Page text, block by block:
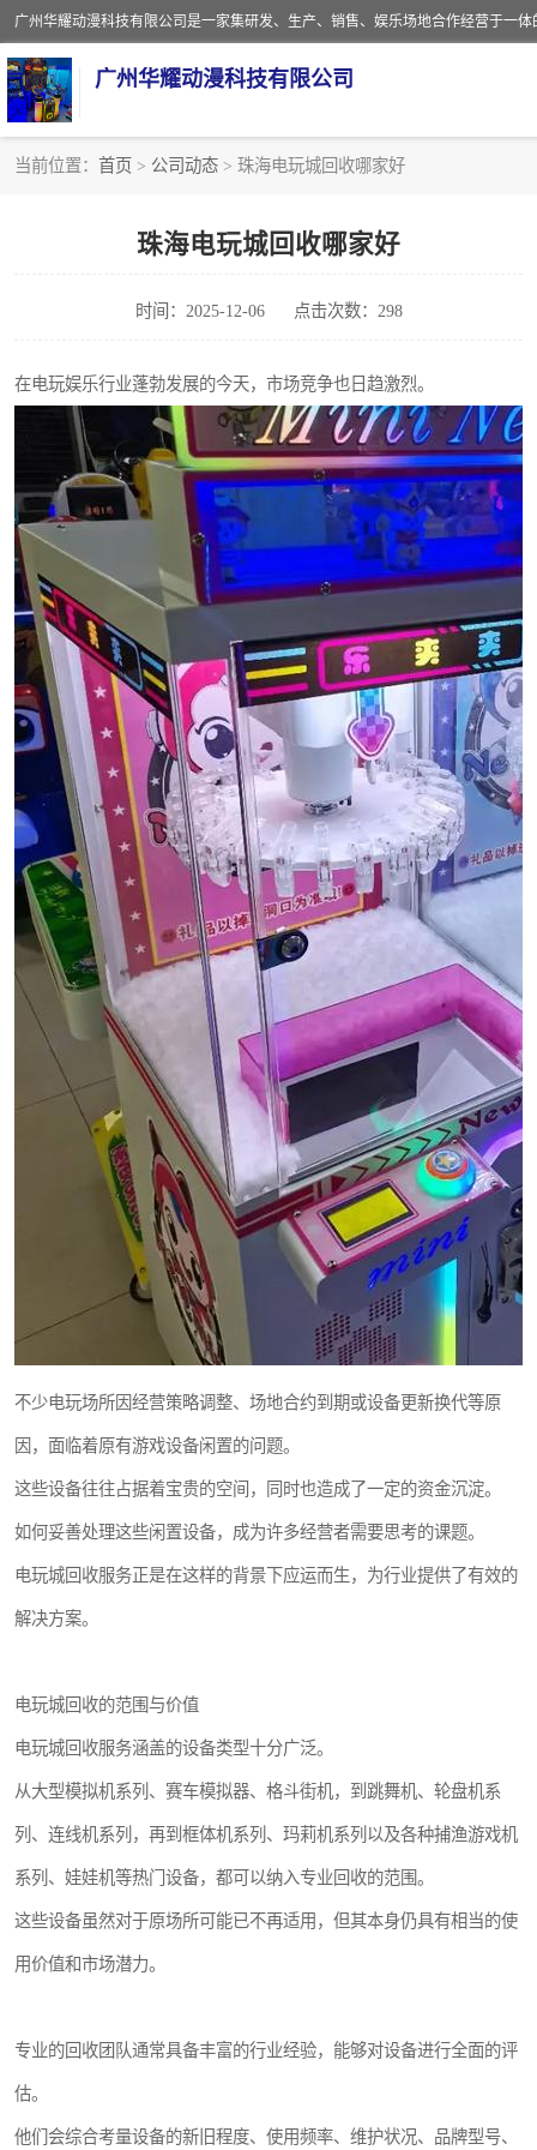
广州华耀动漫科技有限公司
当前位置： 首页 > 公司动态 > 珠海电玩城回收哪家好
珠海电玩城回收哪家好
时间：2025-12-06 点击次数：298
在电玩娱乐行业蓬勃发展的今天，市场竞争也日趋激烈。
不少电玩场所因经营策略调整、场地合约到期或设备更新换代等原
因，面临着原有游戏设备闲置的问题。
这些设备往往占据着宝贵的空间，同时也造成了一定的资金沉淀。
如何妥善处理这些闲置设备，成为许多经营者需要思考的课题。
电玩城回收服务正是在这样的背景下应运而生，为行业提供了有效的
解决方案。
电玩城回收的范围与价值
电玩城回收服务涵盖的设备类型十分广泛。
从大型模拟机系列、赛车模拟器、格斗街机，到跳舞机、轮盘机系
列、连线机系列，再到框体机系列、玛莉机系列以及各种捕渔游戏机
系列、娃娃机等热门设备，都可以纳入专业回收的范围。
这些设备虽然对于原场所可能已不再适用，但其本身仍具有相当的使
用价值和市场潜力。
专业的回收团队通常具备丰富的行业经验，能够对设备进行全面的评
估。
他们会综合考量设备的新旧程度、使用频率、维护状况、品牌型号、
游戏厅回收